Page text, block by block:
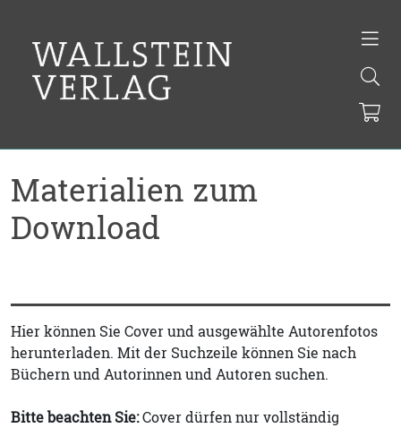
Materialien zum
Download
Hier können Sie Cover und ausgewählte Autorenfotos
herunterladen. Mit der Suchzeile können Sie nach
Büchern und Autorinnen und Autoren suchen.
Bitte beachten Sie:Cover dürfen nur vollständig